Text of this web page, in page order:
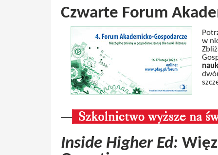
Czwarte Forum
w
Inside Higher Ed: